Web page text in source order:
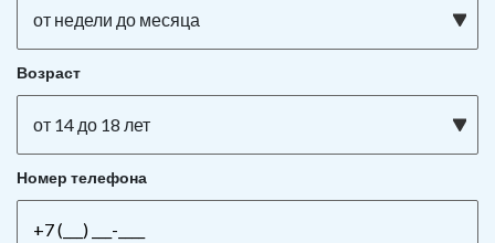
от недели до месяца
Возраст
от 14 до 18 лет
Номер телефона